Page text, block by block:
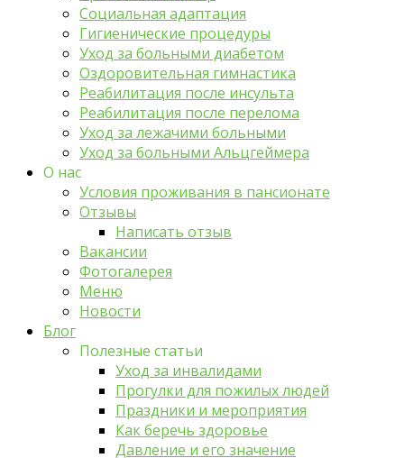
Социальная адаптация
Гигиенические процедуры
Уход за больными диабетом
Оздоровительная гимнастика
Реабилитация после инсульта
Реабилитация после перелома
Уход за лежачими больными
Уход за больными Альцгеймера
О нас
Условия проживания в пансионате
Отзывы
Написать отзыв
Вакансии
Фотогалерея
Меню
Новости
Блог
Полезные статьи
Уход за инвалидами
Прогулки для пожилых людей
Праздники и мероприятия
Как беречь здоровье
Давление и его значение